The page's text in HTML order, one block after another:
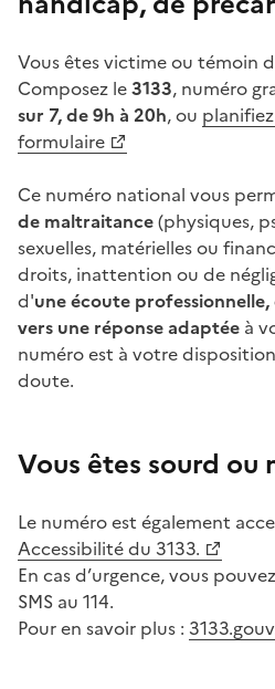
Vous êtes victime ou témoin
Composez le3133, numéro
sur 7, de 9h à 20h, ou
formulaire
Ce numéro national vous
de maltraitance(physiques,
sexuelles, matérielles ou
droits, inattention ou de
d'une écoute
vers une réponse adaptée à
numéro est à votre
doute.
Vous êtes sourd
Le numéro est également
Accessibilité du 3133.
En cas d’urgence, vous
SMS au 114.
Pour en savoir plus :